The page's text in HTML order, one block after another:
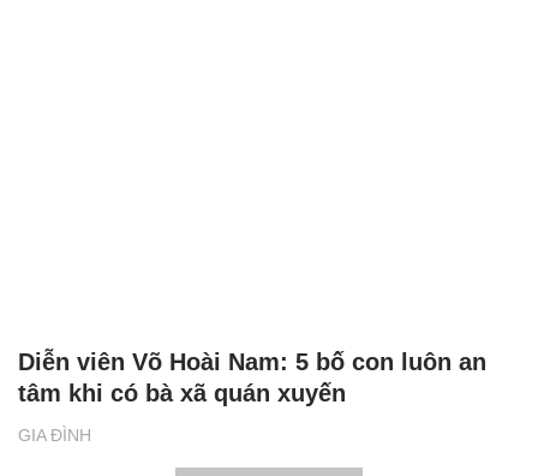
GIA ĐÌNH
Diễn viên Võ Hoài Nam: 5 bố con luôn an
tâm khi có bà xã quán xuyến